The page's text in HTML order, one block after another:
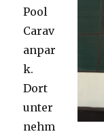
Pool
Carav
anpar
k.
Dort
unter
nehm